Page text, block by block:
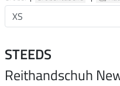
STEEDS
Reithandschuh